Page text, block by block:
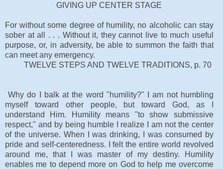
GIVING UP CENTER STAGE
For without some degree of humility, no alcoholic can stay
sober at all . . . Without it, they cannot live to much useful
purpose, or, in adversity, be able to summon the faith that
can meet any emergency.
TWELVE STEPS AND TWELVE TRADITIONS, p. 70
Why do I balk at the word "humility?" I am not humbling
myself toward other people, but toward God, as I
understand Him. Humility means "to show submissive
respect," and by being humble I realize I am not the center
of the universe. When I was drinking, I was consumed by
pride and self-centeredness. I felt the entire world revolved
around me, that I was master of my destiny. Humility
enables me to depend more on God to help me overcome